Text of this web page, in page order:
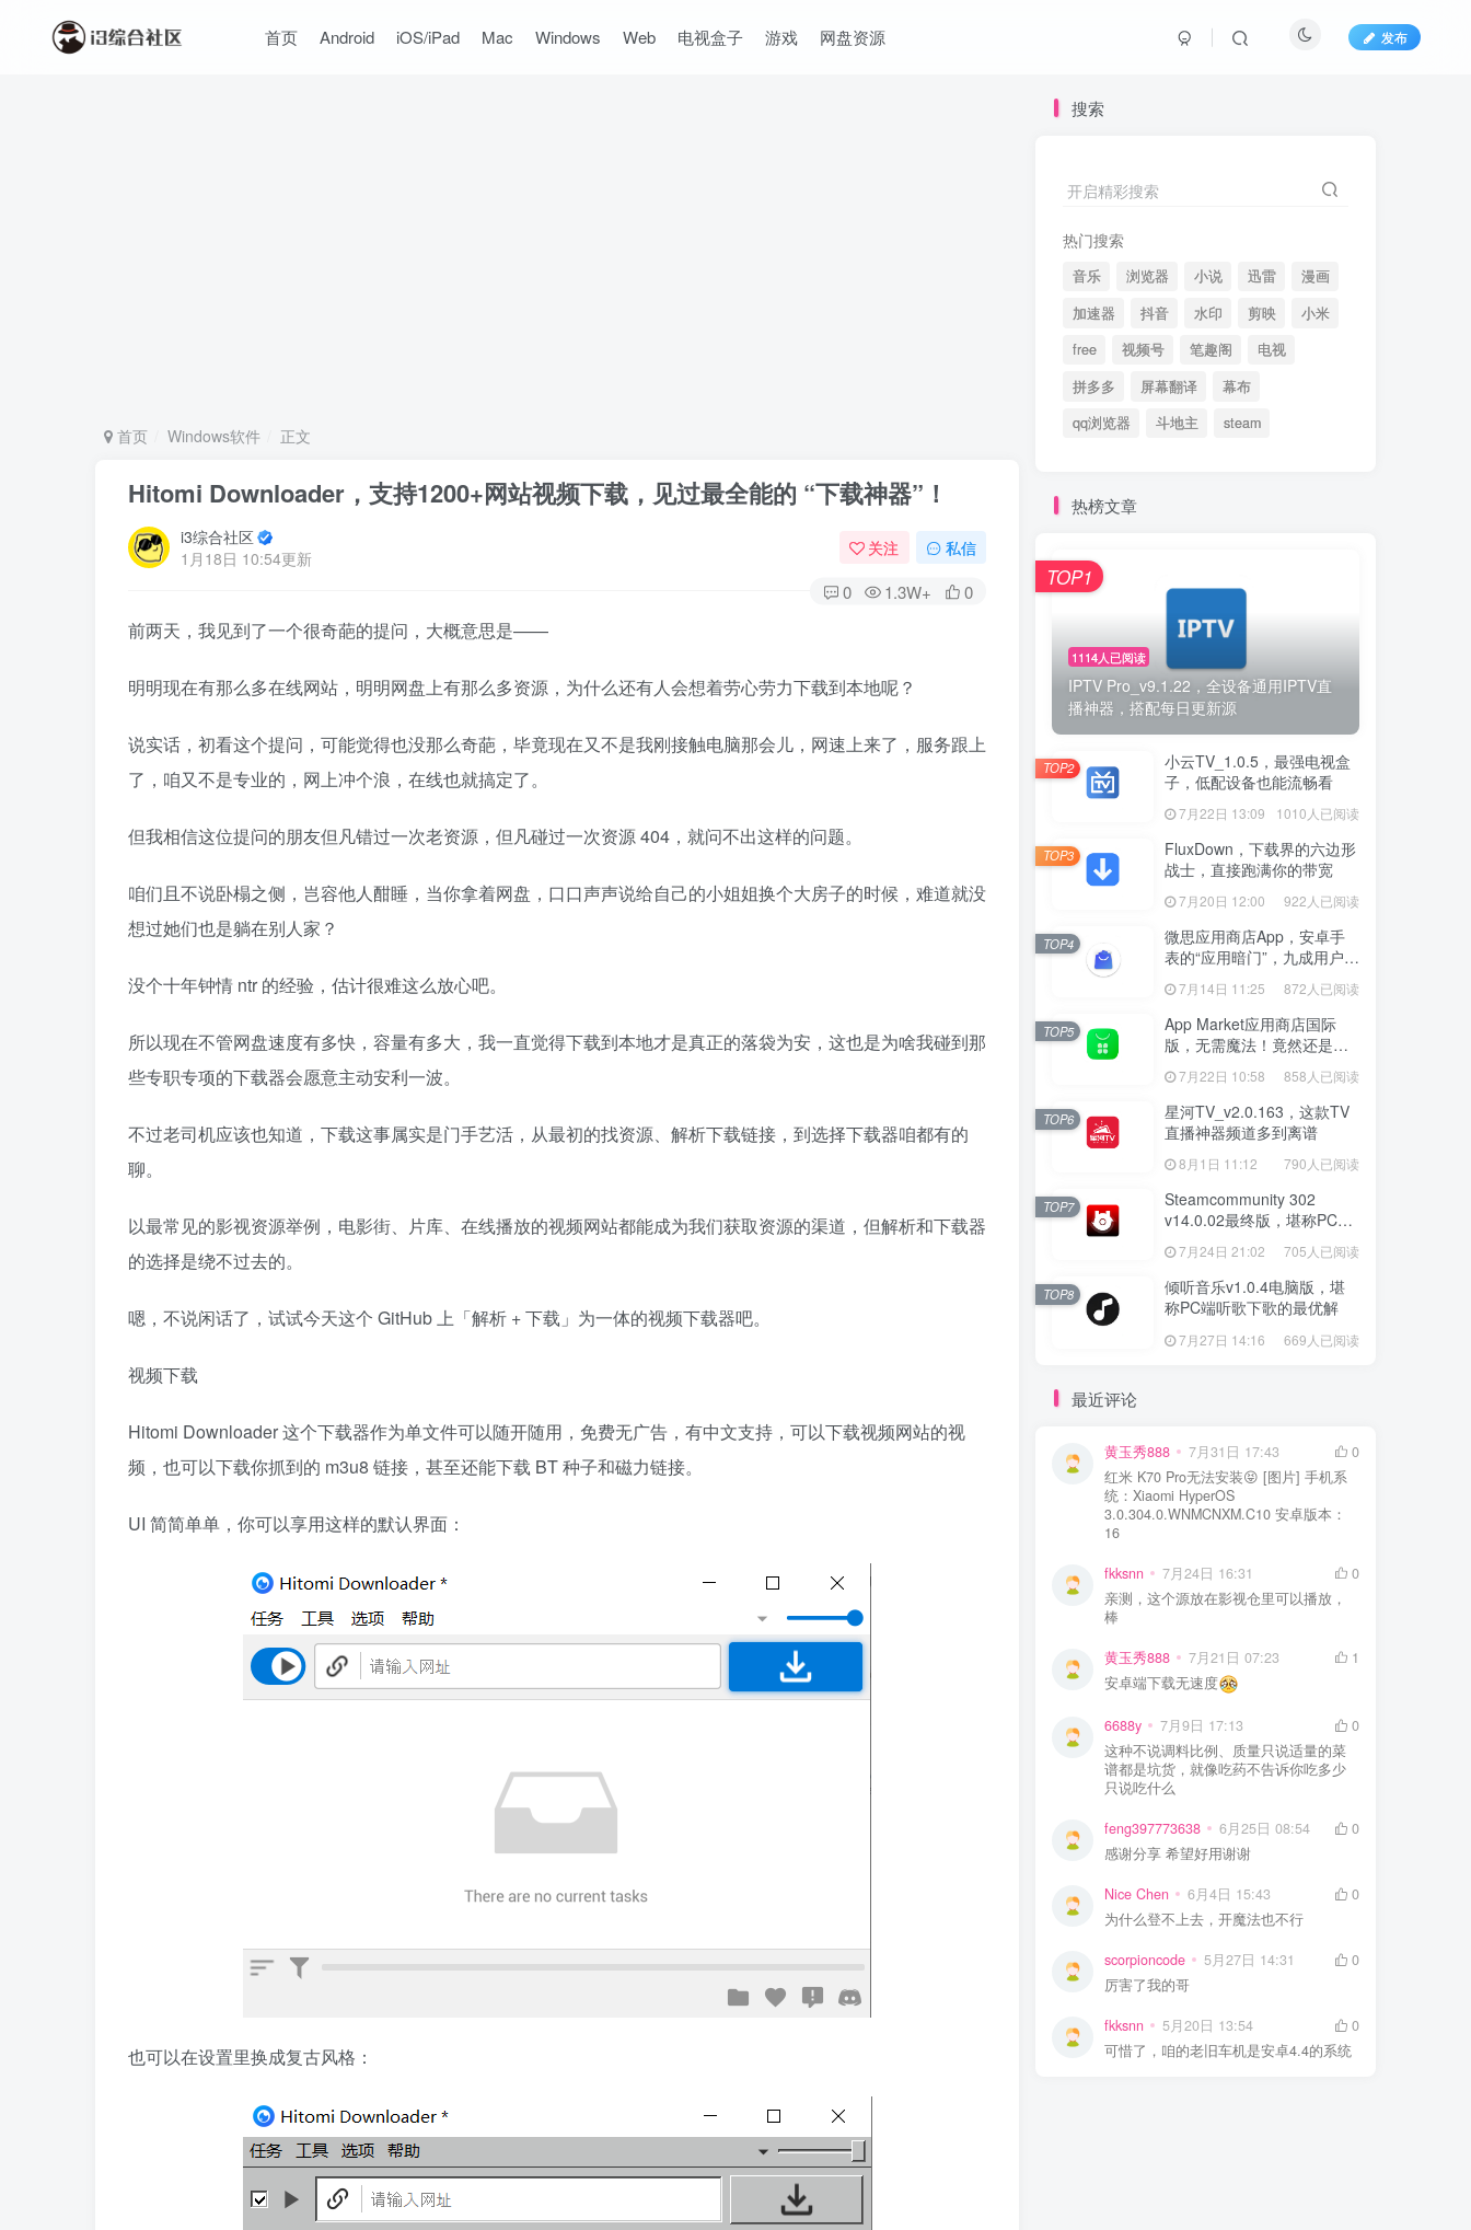
首页 Android iOS/iPad Mac Windows Web 电视盒子 游戏 网盘资源 发布
首页 Windows软件 正文
Hitomi Downloader，支持1200+网站视频下载，见过最全能的 “下载神器”！
i3综合社区
1月18日 10:54更新
关注 私信
0 1.3W+ 0
前两天，我见到了一个很奇葩的提问，大概意思是——
明明现在有那么多在线网站，明明网盘上有那么多资源，为什么还有人会想着劳心劳力下载到本地呢？
说实话，初看这个提问，可能觉得也没那么奇葩，毕竟现在又不是我刚接触电脑那会儿，网速上来了，服务跟上
了，咱又不是专业的，网上冲个浪，在线也就搞定了。
但我相信这位提问的朋友但凡错过一次老资源，但凡碰过一次资源 404，就问不出这样的问题。
咱们且不说卧榻之侧，岂容他人酣睡，当你拿着网盘，口口声声说给自己的小姐姐换个大房子的时候，难道就没
想过她们也是躺在别人家？
没个十年钟情 ntr 的经验，估计很难这么放心吧。
所以现在不管网盘速度有多快，容量有多大，我一直觉得下载到本地才是真正的落袋为安，这也是为啥我碰到那
些专职专项的下载器会愿意主动安利一波。
不过老司机应该也知道，下载这事属实是门手艺活，从最初的找资源、解析下载链接，到选择下载器咱都有的
聊。
以最常见的影视资源举例，电影街、片库、在线播放的视频网站都能成为我们获取资源的渠道，但解析和下载器
的选择是绕不过去的。
嗯，不说闲话了，试试今天这个 GitHub 上「解析 + 下载」为一体的视频下载器吧。
视频下载
Hitomi Downloader 这个下载器作为单文件可以随开随用，免费无广告，有中文支持，可以下载视频网站的视
频，也可以下载你抓到的 m3u8 链接，甚至还能下载 BT 种子和磁力链接。
UI 简简单单，你可以享用这样的默认界面：
也可以在设置里换成复古风格：
搜索
开启精彩搜索
热门搜索
音乐 浏览器 小说 迅雷
漫画
加速器
抖音 水印 剪映
小米
free
视频号 笔趣阁
电视
拼多多
屏幕翻译
幕布
qq浏览器
斗地主 steam
热榜文章
1114人已阅读
IPTV Pro_v9.1.22，全设备通用IPTV直
播神器，搭配每日更新源
TOP1
小云TV_1.0.5，最强电视盒
子，低配设备也能流畅看
7月22日 13:09 1010人已阅读
TOP2
FluxDown，下载界的六边形
战士，直接跑满你的带宽
7月20日 12:00 922人已阅读
TOP3
微思应用商店App，安卓手
表的“应用暗门”，九成用户还
没发现
7月14日 11:25 872人已阅读
TOP4
App Market应用商店国际
版，无需魔法！竟然还是大
厂出品？
7月22日 10:58 858人已阅读
TOP5
星河TV_v2.0.163，这款TV
直播神器频道多到离谱
8月1日 11:12 790人已阅读
TOP6
Steamcommunity 302
v14.0.02最终版，堪称PC玩
家必备的网络工具箱
7月24日 21:02 705人已阅读
TOP7
倾听音乐v1.0.4电脑版，堪
称PC端听歌下歌的最优解
7月27日 14:16 669人已阅读
TOP8
最近评论
黄玉秀888 7月31日 17:43
0
红米 K70 Pro无法安装😝 [图片] 手机系
统：Xiaomi HyperOS
3.0.304.0.WNMCNXM.C10 安卓版本：
16
fkksnn 7月24日 16:31
0
亲测，这个源放在影视仓里可以播放，
棒
黄玉秀888 7月21日 07:23
1
安卓端下载无速度
6688y 7月9日 17:13
0
这种不说调料比例、质量只说适量的菜
谱都是坑货，就像吃药不告诉你吃多少
只说吃什么
feng397773638 6月25日 08:54
0
感谢分享 希望好用谢谢
Nice Chen 6月4日 15:43
0
为什么登不上去，开魔法也不行
scorpioncode 5月27日 14:31
0
厉害了我的哥
fkksnn 5月20日 13:54
0
可惜了，咱的老旧车机是安卓4.4的系统